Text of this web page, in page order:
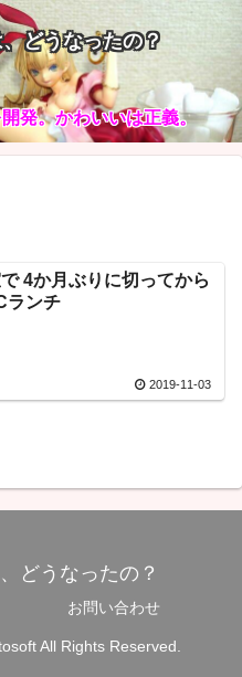
どうなったの？
発。かわいいは正義。
4か月ぶりに切ってから
ランチ
2019-11-03
どうなったの？
お問い合わせ
All Rights Reserved.